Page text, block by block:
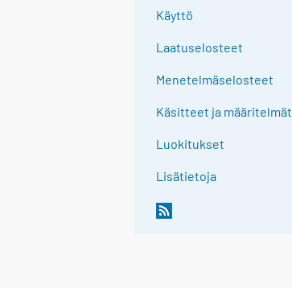
Käyttö
Laatuselosteet
Menetelmäselosteet
Käsitteet ja määritelmät
Luokitukset
Lisätietoja